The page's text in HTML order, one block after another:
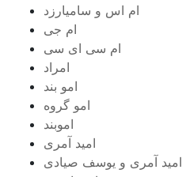
ام اس و سامیارزد
ام جی
ام سی ای سی
امراد
امو بند
امو گروه
اموبند
امید آمری
امید آمری و یوسف صیادی